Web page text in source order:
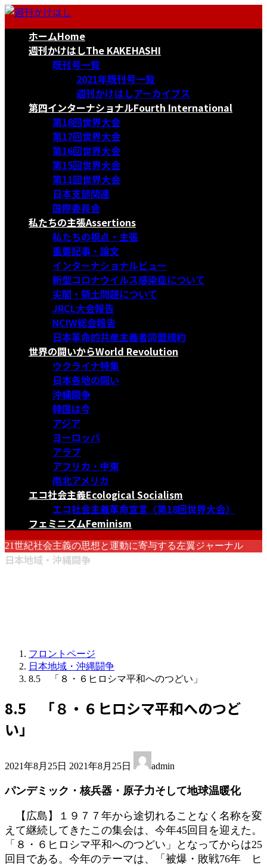
コ
ナ
ホームHome
週刊かけはしThe KAKEHASHI
既刊号一覧
2021年既刊号一覧
週刊かけはしアーカイブス
第四インターナショナルFourth International
第18回世界大会
第17回世界大会
第16回世界大会
第15回世界大会
第11回世界大会
日本支部関連
国際委員会
私たちの主張Assertions
私たちの視点・主張
重要記事・論文
インターナショナルビュー
新型コロナウイルス感染症について
尖閣・領土問題について
JRCL大会報告
NCIW総会報告
日本革命的共産主義者同盟規約
世界の闘いからWorld Revolution
ウクライナ特集
日本各地の闘い
沖縄闘争
韓国は今
アジア
ヨーロッパ
アラブ
アフリカ・中東
南北アメリカ
エコ社会主義Ecological Socialism
エコ社会主義革命宣言〈第18回世界大会〉
フェミニズムFeminism
21世紀社会主義の思想と運動に寄与する左翼ジャーナル
日本地域・沖縄闘争
フロントページ
日本地域・沖縄闘争
8.5 「８・６ヒロシマ平和へのつどい」
8.5 「８・６ヒロシマ平和へのつど
い」
2021年8月25日 終
新
時
:
2021年8月25日 admin
パンデミック・核兵器・原子力そして地球温暖化
【広島】１９７７年から途切れることなく名称を変
えて継続してきたこの集会は、今年45回目を迎えた。
「８・６ヒロシマ平和へのつどい」となってからは25
回目である。今年のテーマは、「被爆・敗戦76年 ヒ